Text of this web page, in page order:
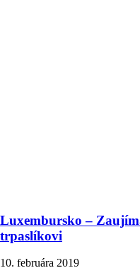
Luxembursko –
trpaslíkovi
10. februára 2019